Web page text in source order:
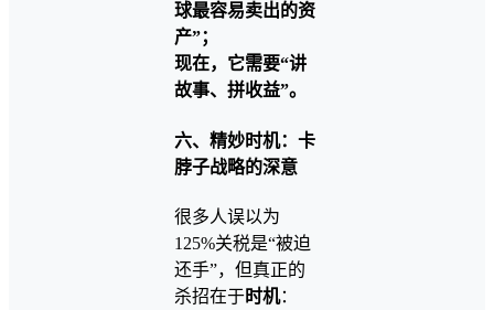
球最容易卖出的资
产”；
现在，它需要“讲
故事、拼收益”。
六、精妙时机：卡
脖子战略的深意
很多人误以为
125%关税是“被迫
还手”，但真正的
杀招在于时机：